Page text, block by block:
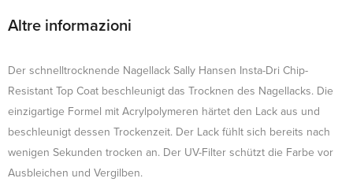
Altre informazioni
Der schnelltrocknende Nagellack Sally Hansen Insta-Dri Chip-
Resistant Top Coat beschleunigt das Trocknen des Nagellacks. Die
einzigartige Formel mit Acrylpolymeren härtet den Lack aus und
beschleunigt dessen Trockenzeit. Der Lack fühlt sich bereits nach
wenigen Sekunden trocken an. Der UV-Filter schützt die Farbe vor
Ausbleichen und Vergilben.